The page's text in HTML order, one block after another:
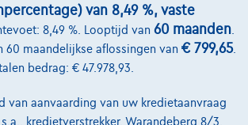
Hybride Esprit Alpine NAVI/ S-CUIR/ LED
van 8,49 %, vaste
8,49 %. Looptijd van 60 maanden
60 maandelijkse aflossingen van € 799,65.
bedrag: € 47.978,93.
van aanvaarding van uw kredietaanvraag
kredietverstrekker, Warandeberg 8/3,